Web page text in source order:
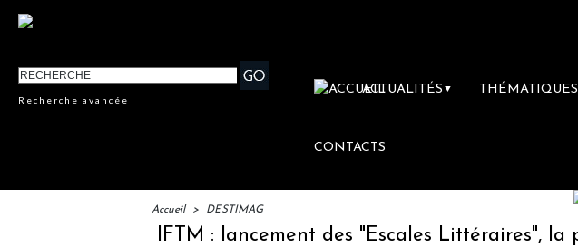
Recherche avancée
ACTUALITÉS ▼ THÉMATIQUES
CONTACTS
Accueil > DESTIMAG
IFTM : lancement des "Escales Littéraires", la